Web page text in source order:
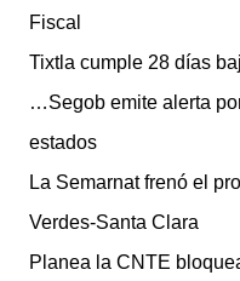
Fiscal
Tixtla cumple 28 días
…Segob emite alerta
estados
La Semarnat frenó el
Verdes-Santa Clara
Planea la CNTE